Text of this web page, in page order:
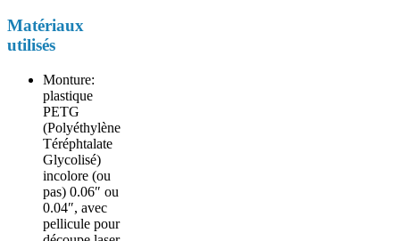
Matériaux
utilisés
Monture:
plastique
PETG
(Polyéthylène
Téréphtalate
Glycolisé)
incolore (ou
pas) 0.06″ ou
0.04″, avec
pellicule pour